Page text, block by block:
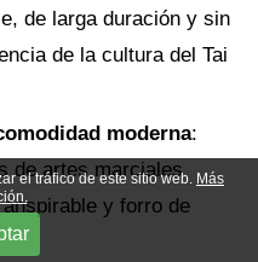
de larga duración y sin
de la cultura del Tai
moderna:
de artes marciales
y forro de
el tráfico de este sitio web. Más